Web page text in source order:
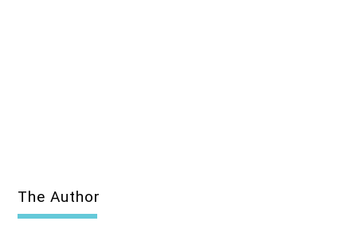
The Author